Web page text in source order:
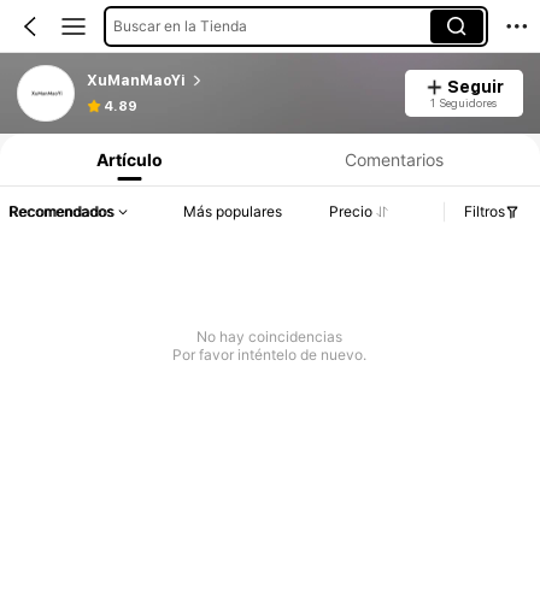
Buscar en la Tienda
XuManMaoYi
4.89
Seguir
1 Seguidores
Artículo Comentarios
Recomendados Más populares Precio Filtros
No hay coincidencias
Por favor inténtelo de nuevo.